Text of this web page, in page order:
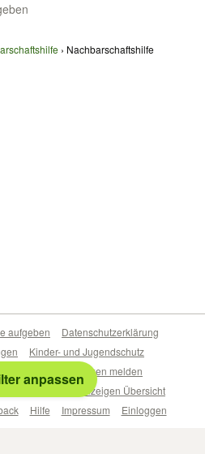
Nachbarschaftshilfe
anpassen
aufgeben
Datenschutzerklärung
Kinder- und Jugendschutz
Sicherheitslücken melden
Beliebte Suchen
Anzeigen Übersicht
Hilfe Impressum Einloggen